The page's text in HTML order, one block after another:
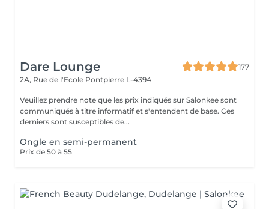
Dare Lounge
177
2A, Rue de l'Ecole Pontpierre L-4394
Veuillez prendre note que les prix indiqués sur Salonkee sont
communiqués à titre informatif et s'entendent de base. Ces
derniers sont susceptibles de...
Ongle en semi-permanent
Prix de 50 à 55